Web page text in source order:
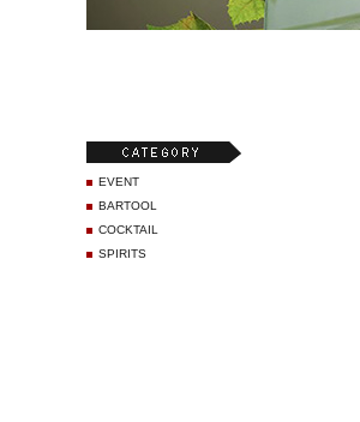
EVENT
BARTOOL
COCKTAIL
SPIRITS